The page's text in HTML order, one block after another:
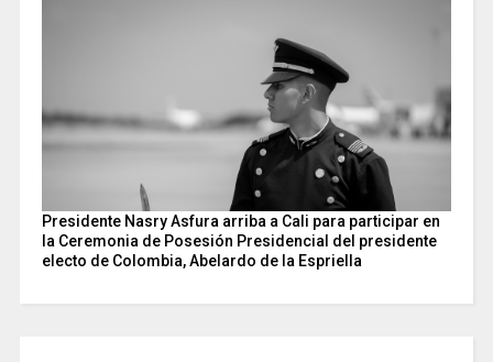
Presidente Nasry Asfura arriba a Cali para participar en
la Ceremonia de Posesión Presidencial del presidente
electo de Colombia, Abelardo de la Espriella